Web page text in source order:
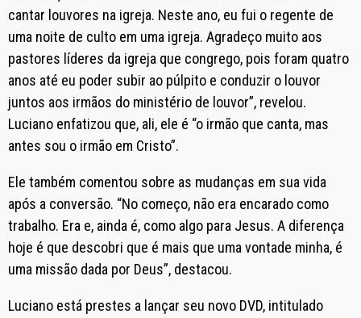
cantar louvores na igreja. Neste ano, eu fui o regente de
uma noite de culto em uma igreja. Agradeço muito aos
pastores líderes da igreja que congrego, pois foram quatro
anos até eu poder subir ao púlpito e conduzir o louvor
juntos aos irmãos do ministério de louvor”, revelou.
Luciano enfatizou que, ali, ele é “o irmão que canta, mas
antes sou o irmão em Cristo”.
Ele também comentou sobre as mudanças em sua vida
após a conversão. “No começo, não era encarado como
trabalho. Era e, ainda é, como algo para Jesus. A diferença
hoje é que descobri que é mais que uma vontade minha, é
uma missão dada por Deus”, destacou.
Luciano está prestes a lançar seu novo DVD, intitulado